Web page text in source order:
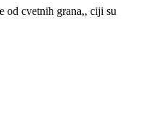
od cvetnih grana,, ciji su